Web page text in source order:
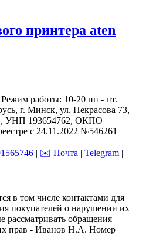
принтера aten
работы: 10-20 пн - пт.
г. Минск, ул. Некрасова 73,
УНП 193654762, ОКПО
с 24.11.2022 №546261
| ✉️ Почта | Telegram |
в том числе контактами для
покупателей о нарушении их
обращения
прав - Иванов Н.А. Номер